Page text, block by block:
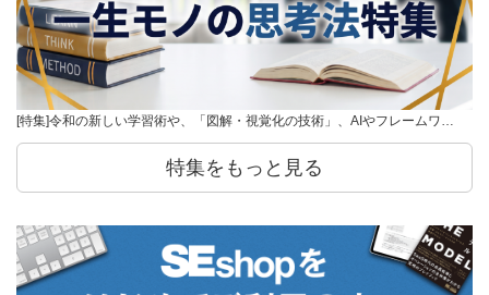
[特集]令和の新しい学習術や、「図解・視覚化の技術」、AIやフレームワ…
特集をもっと見る